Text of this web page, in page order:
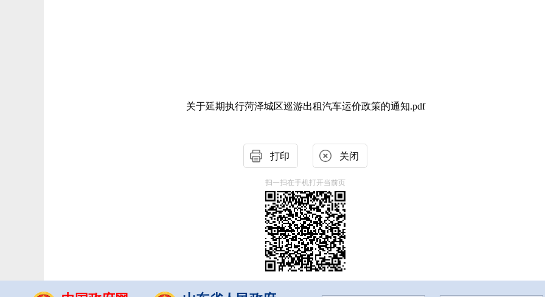
关于延期执行菏泽城区巡游出租汽车运价政策的通知.pdf
打印 关闭
扫一扫在手机打开当前页